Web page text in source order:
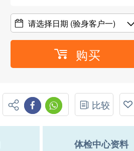
请选择日期 (验身客户一)
购买
比较
体检中心资料